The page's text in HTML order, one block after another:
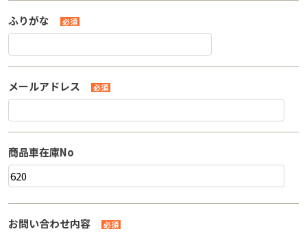
ふりがな 必須
メールアドレス 必須
商品車在庫No
お問い合わせ内容 必須